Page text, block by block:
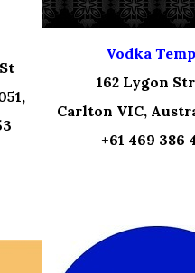
Vodka
162 Lygon
Carlton VIC,
+61 469 386